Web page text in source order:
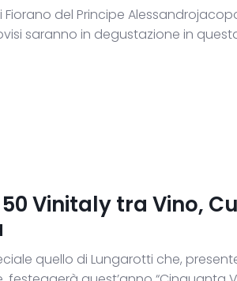
Fiorano del Principe
saranno in degustazione in
Vinitaly tra Vino,
quello di Lungarotti che,